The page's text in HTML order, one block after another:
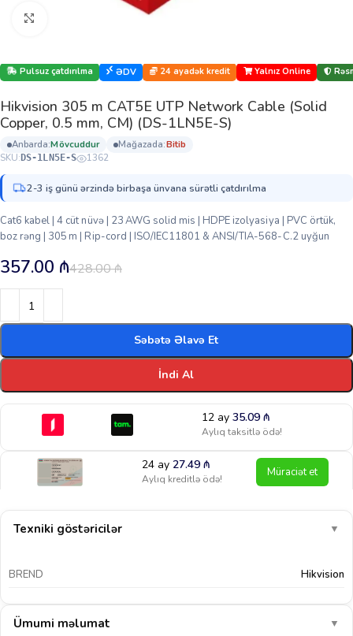
Böyütmək üçün klikləyin
Pulsuz çatdırılma ƏDV 24 ayadək kredit Yalnız Online
Hikvision 305 m CAT5E UTP Network Cable (Solid
Copper, 0.5 mm, CM) (DS-1LN5E-S)
anbarda: mövcuddur mağazada:
bi̇ti̇b
SKU: DS-1LN5E-S 1362
2-3 iş günü ərzində birbaşa ünvana sürətli çatdırılma
Cat6 kabel | 4 cüt nüvə | 23 AWG solid mis | HDPE izolyasiya | PVC örtük,
boz rəng | 305 m | Rip-cord | ISO/IEC11801 & ANSI/TIA-568-C.2 uyğun
428.00₼
357.00 ₼
Səbətə Əlavə Et
İndi Al
12 ay 35.09 ₼
Aylıq taksitlə ödə!
24 ay27.49₼
Aylıq kreditlə ödə! Müraciət et
Texniki göstəricilər ▼
BREND Hikvision
Ümumi məlumat ▼